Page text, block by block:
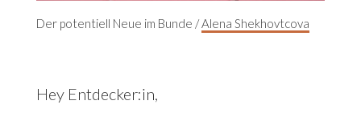
Der potentiell Neue im Bunde /Alena Shekhovtcova
Hey Entdecker:in,